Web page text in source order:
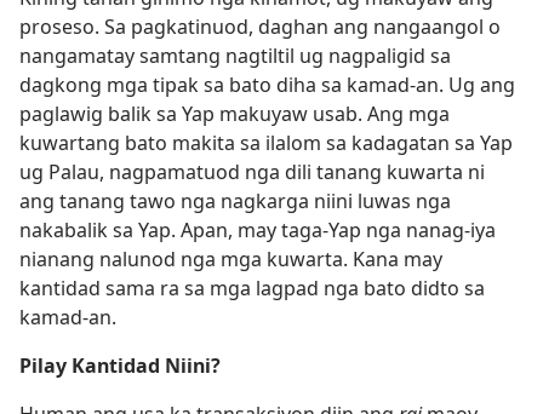
proseso. Sa pagkatinuod, daghan ang nangaangol o
nangamatay samtang nagtiltil ug nagpaligid sa
dagkong mga tipak sa bato diha sa kamad-an. Ug ang
paglawig balik sa Yap makuyaw usab. Ang mga
kuwartang bato makita sa ilalom sa kadagatan sa Yap
ug Palau, nagpamatuod nga dili tanang kuwarta ni
ang tanang tawo nga nagkarga niini luwas nga
nakabalik sa Yap. Apan, may taga-Yap nga nanag-iya
nianang nalunod nga mga kuwarta. Kana may
kantidad sama ra sa mga lagpad nga bato didto sa
kamad-an.
Pilay Kantidad Niini?